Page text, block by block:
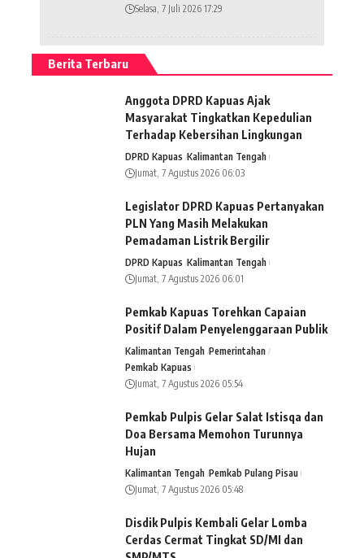
Selasa, 7 Juli 2026 17:29
Berita Terbaru
Anggota DPRD Kapuas Ajak
Masyarakat Tingkatkan Kepedulian
Terhadap Kebersihan Lingkungan
DPRD Kapuas Kalimantan Tengah
Jumat, 7 Agustus 2026 06:03
Legislator DPRD Kapuas Pertanyakan
PLN Yang Masih Melakukan
Pemadaman Listrik Bergilir
DPRD Kapuas Kalimantan Tengah
Jumat, 7 Agustus 2026 06:01
Pemkab Kapuas Torehkan Capaian
Positif Dalam Penyelenggaraan Publik
Kalimantan Tengah Pemerintahan
Pemkab Kapuas
Jumat, 7 Agustus 2026 05:54
Pemkab Pulpis Gelar Salat Istisqa dan
Doa Bersama Memohon Turunnya
Hujan
Kalimantan Tengah Pemkab Pulang Pisau
Jumat, 7 Agustus 2026 05:48
Disdik Pulpis Kembali Gelar Lomba
Cerdas Cermat Tingkat SD/MI dan